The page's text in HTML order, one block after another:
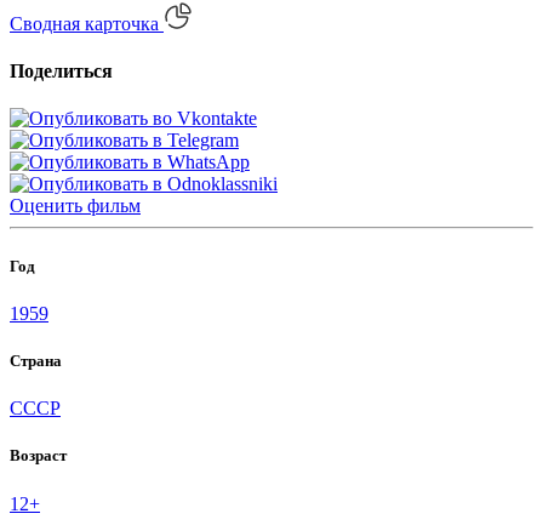
Сводная карточка
Поделиться
Оценить фильм
Год
1959
Страна
СССР
Возраст
12+